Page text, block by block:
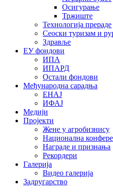
Осигурање
Тржиште
Технологија прераде
Сеоски туризам и
Здравље
ЕУ фондови
ИПА
ИПАРД
Остали фондови
Међународна сарадња
ЕНАЈ
ИФАЈ
Медији
Пројекти
Жене у агробизнису
Национална
Награде и признања
Рекордери
Галерија
Видео галерија
Задругарство